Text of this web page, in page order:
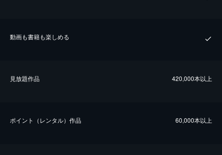
動画も書籍も楽しめる
⾒放題作品 420,000本以上
ポイント（レンタル）作品 60,000本以上